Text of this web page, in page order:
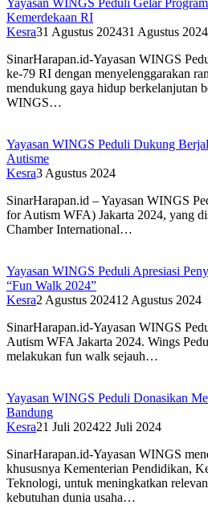
Yayasan WINGS Peduli Gelar
Kemerdekaan RI
Kesra31 Agustus 202431 Agustus 2024
SinarHarapan.id-Yayasan WINGS
ke-79 RI dengan menyelenggarakan
mendukung gaya hidup berkelanjutan
WINGS…
Yayasan WINGS Peduli Dukung
Autisme
Kesra3 Agustus 2024
SinarHarapan.id – Yayasan WINGS
for Autism WFA) Jakarta 2024, yang
Chamber International…
Yayasan WINGS Peduli Apresiasi
“Fun Walk 2024”
Kesra2 Agustus 202412 Agustus 2024
SinarHarapan.id-Yayasan WINGS
Autism WFA Jakarta 2024. Wings
melakukan fun walk sejauh…
Yayasan WINGS Peduli Donasikan
Bandung
Kesra21 Juli 202422 Juli 2024
SinarHarapan.id-Yayasan WINGS
khususnya Kementerian Pendidikan,
Teknologi, untuk meningkatkan
kebutuhan dunia usaha…